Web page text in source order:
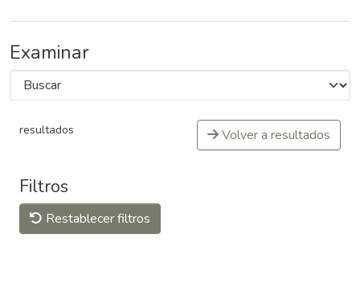
Examinar
resultados Volver a resultados
Filtros
Restablecer filtros